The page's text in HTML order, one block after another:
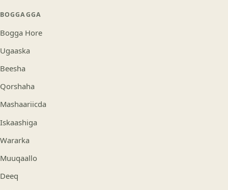
BOGGAGGA
Bogga Hore
Ugaaska
Beesha
Qorshaha
Mashaariicda
Iskaashiga
Wararka
Muuqaallo
Deeq